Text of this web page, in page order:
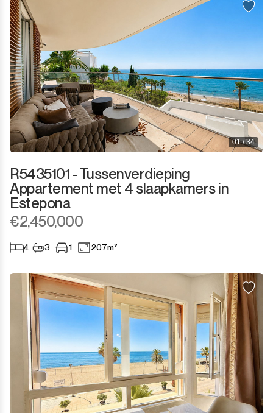
Tarifa
01 / 34
R5435101 - Tussenverdieping
Appartement met 4 slaapkamers in
Estepona
€2,450,000
4 3 1 207m²